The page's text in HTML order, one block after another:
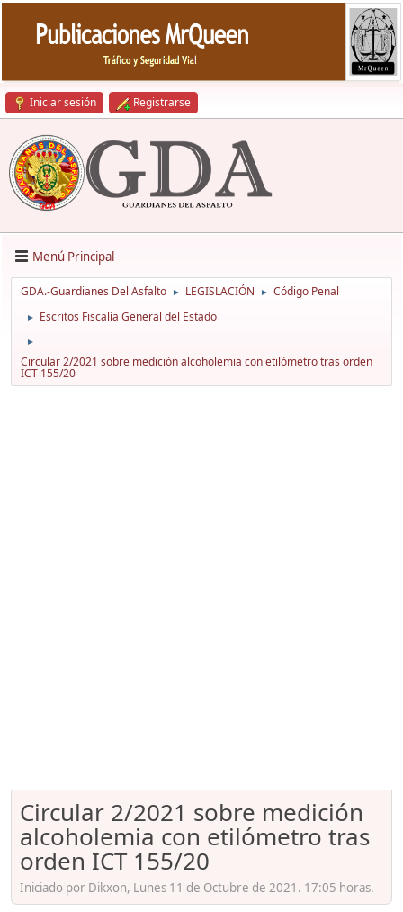
Iniciar sesión Registrarse
Menú Principal
GDA.-Guardianes Del Asfalto ► LEGISLACIÓN ► Código Penal
► Escritos Fiscalía General del Estado
►
Circular 2/2021 sobre medición alcoholemia con etilómetro tras orden
ICT 155/20
Circular 2/2021 sobre medición
alcoholemia con etilómetro tras
orden ICT 155/20
Iniciado por Dikxon, Lunes 11 de Octubre de 2021. 17:05 horas.